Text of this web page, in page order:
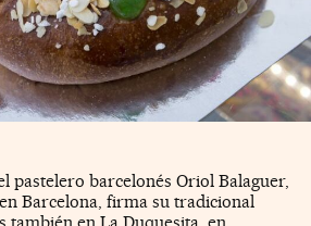
pastelero barcelonés Oriol Balaguer,
Barcelona, firma su tradicional
también en La Duquesita, en